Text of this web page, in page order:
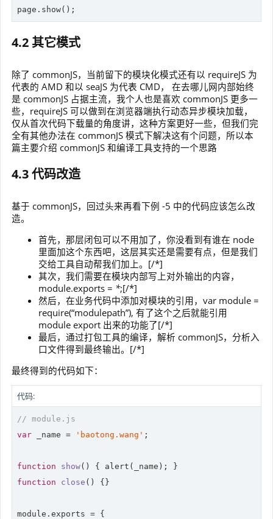
page.show();
4.2 其它模式
除了 commonJS，当前留下的模块化模式还有以 requireJS 为
代表的 AMD 和以 seaJS 为代表 CMD， 在去哪儿网内部始终
是 commonJS 占据主流，我个人也是喜欢 commonJS 更多一
些，requireJS 可以做到在浏览器端执行动态异步模块加载，
仅从首次代码下载量的角度讲，这种方案更好一些，但我们完
全有其他办法在 commonJS 模式下解决这有个问题，所以本
篇主要介绍 commonJS 和编译工具支持的一个思路
4.3 代码改造
基于 commonJS，回过头来再看下例 -5 中的代码应该怎么改
造。
首先，那层闭包可以不用加了，你没看到有谁在 node
里面加这个东西吧，这层其实还是需要有点，但是我们
交给工具自动帮我们加上。[/*]
其次，我们需要在模块内部写上对外输出的内容，
module.exports = *;[/*]
然后，在业务代码中添加对模块的引用，var module =
require(“modulepath”), 有了这个之后就能引用
module export 出来的功能了[/*]
最后，通过打包工具的编译，解析 commonJS，分析入
口文件得到最终输出。[/*]
最终得到的代码如下：
代码:
// module.js
var _name = 'baotong.wang' ;
function show( )
function
close ( ) {}
module .exports = {